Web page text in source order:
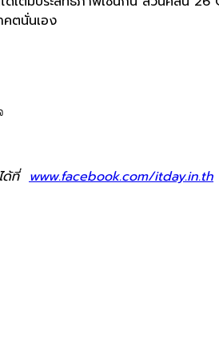
คตนั่นเอง
ด้ที่ www.facebook.com/itday.in.th